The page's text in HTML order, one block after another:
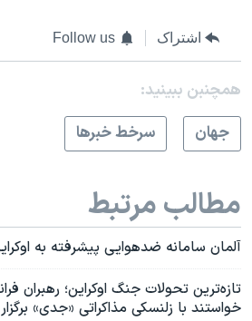
اشتراک Follow us
همچنبن ببینید:
جهان
سرخط خبرها
مطالب مرتبط
آلمان سامانه ضدهوایی پیشرفته به
تازه‌ترین تحولات جنگ اوکراین؛ رهبران
خواستند با زلنسکی مذاکراتی «جدی»